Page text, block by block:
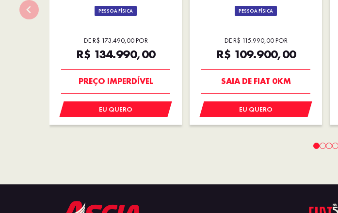
PESSOA FÍSICA
DE R$ 173.490,00 POR
R$ 134.990,00
PREÇO IMPERDÍVEL
OPORTUNIDADE
EU QUERO
PESSOA FÍSICA
DE R$ 115.990,00 POR
R$ 109.900,00
SAIA DE FIAT 0KM
PREÇO IMPERDÍVEL
EU QUERO